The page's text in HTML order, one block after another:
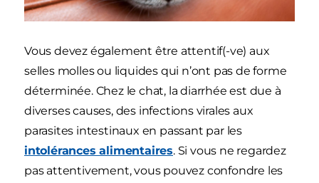
Vous devez également être attentif(-ve) aux
selles molles ou liquides qui n’ont pas de forme
déterminée. Chez le chat, la diarrhée est due à
diverses causes, des infections virales aux
parasites intestinaux en passant par les
intolérances alimentaires. Si vous ne regardez
pas attentivement, vous pouvez confondre les